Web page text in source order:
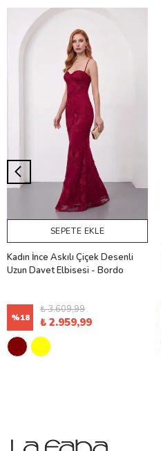
SEPETE EKLE
Kadın İnce Askılı Çiçek Desenli
Uzun Davet Elbisesi - Bordo
%18
₺ 3.609,99
₺ 2.959,99